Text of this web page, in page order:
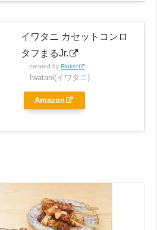
イワタニ カセットコンロ
タフまるJr.
created by Rinker
Iwatani(イワタニ)
Amazon